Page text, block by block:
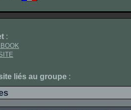
:
liés au groupe :